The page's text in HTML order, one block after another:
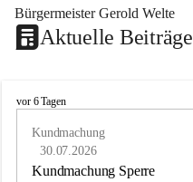
Bürgermeister Gerold Welte
Aktuelle Beiträge
L
vor 6 Tagen
Kundmachung
30.07.2026
Kundmachung Sperre